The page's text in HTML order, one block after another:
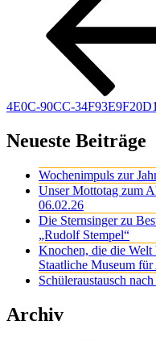
4E0C-90CC-34F93E9F20D1
Neueste Beiträge
Wochenimpuls zur
Unser Mottotag zum
06.02.26
Die Sternsinger zu
„Rudolf Stempel“
Knochen, die die Welt
Staatliche Museum
Schüleraustausch
Archiv